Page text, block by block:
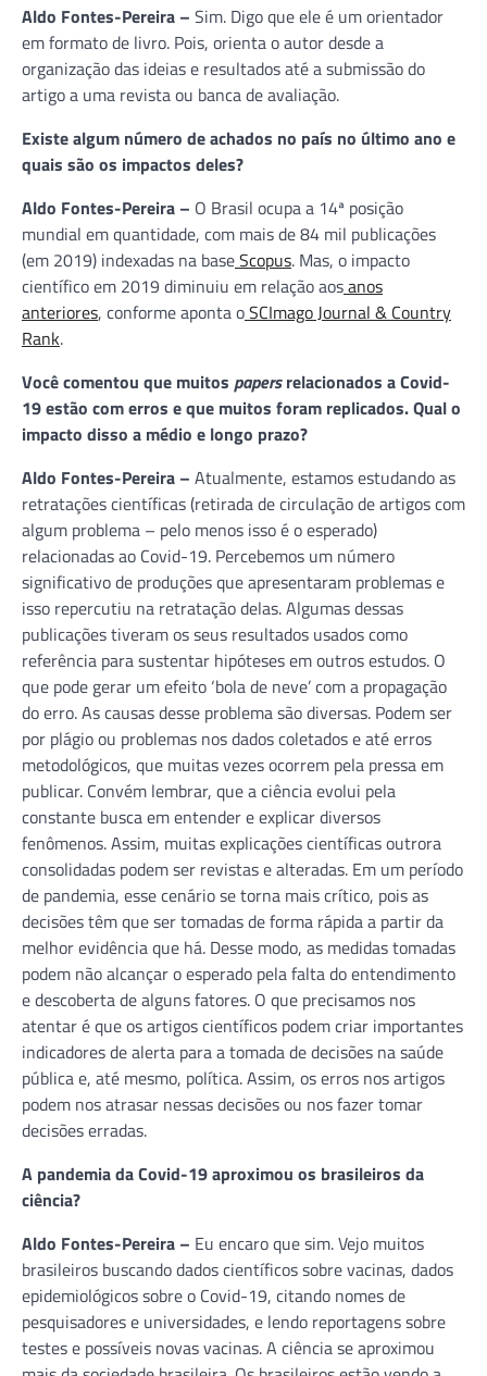
Aldo Fontes-Pereira – Sim. Digo que ele é um orientador
em formato de livro. Pois, orienta o autor desde a
organização das ideias e resultados até a submissão do
artigo a uma revista ou banca de avaliação.
Existe algum número de achados no país no último ano e
quais são os impactos deles?
Aldo Fontes-Pereira – O Brasil ocupa a 14ª posição
mundial em quantidade, com mais de 84 mil publicações
(em 2019) indexadas na baseScopus. Mas, o impacto
científico em 2019 diminuiu em relação aosanos
anteriores, conforme aponta oSCImago Journal & Country
Rank.
Você comentou que muitos papersrelacionados a Covid-
19 estão com erros e que muitos foram replicados. Qual o
impacto disso a médio e longo prazo?
Aldo Fontes-Pereira – Atualmente, estamos estudando as
retratações científicas (retirada de circulação de artigos com
algum problema – pelo menos isso é o esperado)
relacionadas ao Covid-19. Percebemos um número
significativo de produções que apresentaram problemas e
isso repercutiu na retratação delas. Algumas dessas
publicações tiveram os seus resultados usados como
referência para sustentar hipóteses em outros estudos. O
que pode gerar um efeito ‘bola de neve’ com a propagação
do erro. As causas desse problema são diversas. Podem ser
por plágio ou problemas nos dados coletados e até erros
metodológicos, que muitas vezes ocorrem pela pressa em
publicar. Convém lembrar, que a ciência evolui pela
constante busca em entender e explicar diversos
fenômenos. Assim, muitas explicações científicas outrora
consolidadas podem ser revistas e alteradas. Em um período
de pandemia, esse cenário se torna mais crítico, pois as
decisões têm que ser tomadas de forma rápida a partir da
melhor evidência que há. Desse modo, as medidas tomadas
podem não alcançar o esperado pela falta do entendimento
e descoberta de alguns fatores. O que precisamos nos
atentar é que os artigos científicos podem criar importantes
indicadores de alerta para a tomada de decisões na saúde
pública e, até mesmo, política. Assim, os erros nos artigos
podem nos atrasar nessas decisões ou nos fazer tomar
decisões erradas.
A pandemia da Covid-19 aproximou os brasileiros da
ciência?
Aldo Fontes-Pereira – Eu encaro que sim. Vejo muitos
brasileiros buscando dados científicos sobre vacinas, dados
epidemiológicos sobre o Covid-19, citando nomes de
pesquisadores e universidades, e lendo reportagens sobre
testes e possíveis novas vacinas. A ciência se aproximou